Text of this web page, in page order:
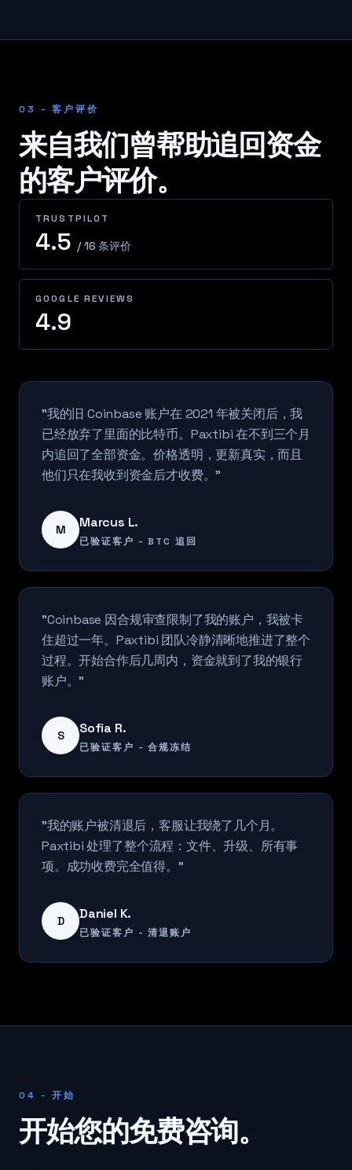
03 - 客户评价
来自我们曾帮助追回资金
的客户评价。
TRUSTPILOT
4.5 / 16 条评价
GOOGLE REVIEWS
4.9
"我的旧 Coinbase 账户在 2021 年被关闭后，我
已经放弃了里面的比特币。Paxtibi 在不到三个月
内追回了全部资金。价格透明，更新真实，而且
他们只在我收到资金后才收费。"
M Marcus L.
已验证客户 - BTC 追回
"Coinbase 因合规审查限制了我的账户，我被卡
住超过一年。Paxtibi 团队冷静清晰地推进了整个
过程。开始合作后几周内，资金就到了我的银行
账户。"
S Sofia R.
已验证客户 - 合规冻结
"我的账户被清退后，客服让我绕了几个月。
Paxtibi 处理了整个流程：文件、升级、所有事
项。成功收费完全值得。"
D Daniel K.
已验证客户 - 清退账户
04 - 开始
开始您的免费咨询。